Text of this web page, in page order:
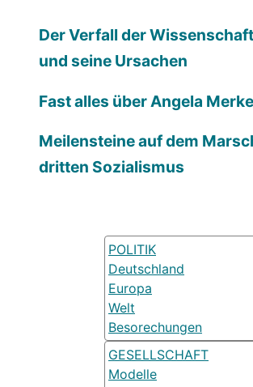
Der Verfall der
und seine Ursachen
Fast alles über Angela
Meilensteine auf dem
dritten Sozialismus
POLITIK
Deutschland
Europa
Welt
Besorechungen
GESELLSCHAFT
Modelle